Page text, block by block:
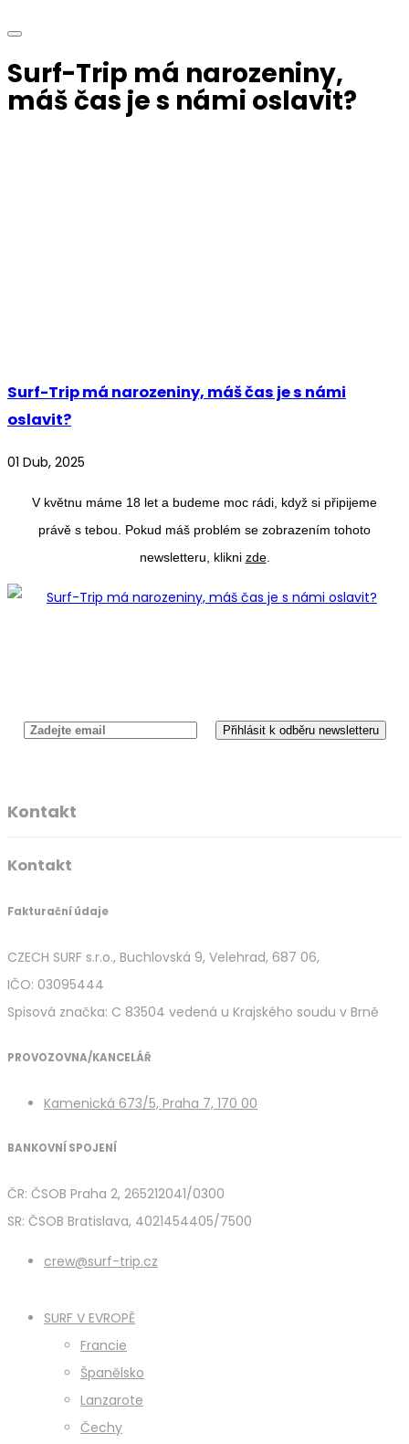
Surf-Trip má narozeniny,
máš čas je s námi oslavit?
Surf-Trip má narozeniny, máš čas je s námi
oslavit?
01 Dub, 2025
V květnu máme 18 let a budeme moc rádi, když si připijeme
právě s tebou. Pokud máš problém se zobrazením tohoto
newsletteru, klikni zde.
Kontakt
Kontakt
Fakturační údaje
CZECH SURF s.r.o., Buchlovská 9, Velehrad, 687 06,
IČO: 03095444
Spisová značka: C 83504 vedená u Krajského soudu v Brně
PROVOZOVNA/KANCELÁŘ
Kamenická 673/5, Praha 7, 170 00
BANKOVNÍ SPOJENÍ
ČR: ČSOB Praha 2, 265212041/0300
SR: ČSOB Bratislava, 4021454405/7500
crew@surf-trip.cz
SURF V EVROPĚ
Francie
Španělsko
Lanzarote
Čechy